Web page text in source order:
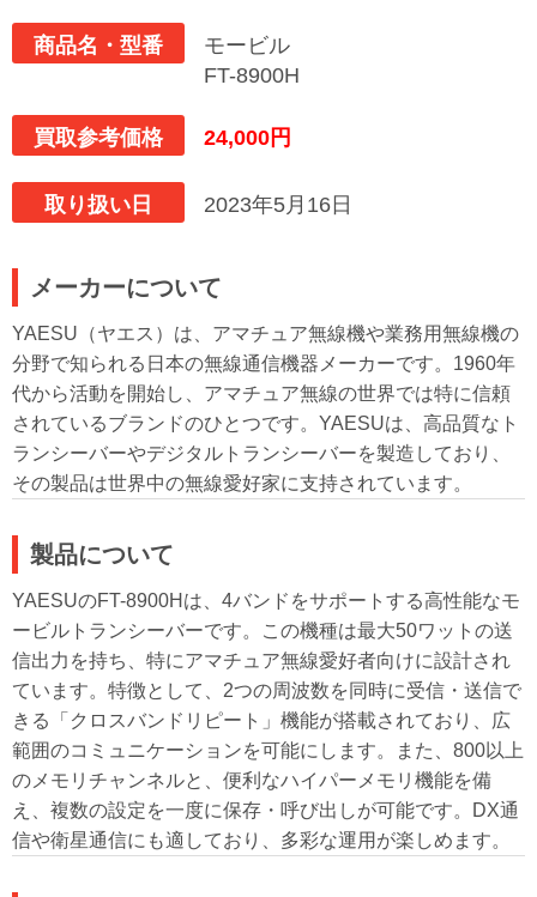
商品名・型番
モービル
FT-8900H
買取参考価格 24,000円
取り扱い日 2023年5月16日
メーカーについて
YAESU（ヤエス）は、アマチュア無線機や業務用無線機の
分野で知られる日本の無線通信機器メーカーです。1960年
代から活動を開始し、アマチュア無線の世界では特に信頼
されているブランドのひとつです。YAESUは、高品質なト
ランシーバーやデジタルトランシーバーを製造しており、
その製品は世界中の無線愛好家に支持されています。
製品について
YAESUのFT-8900Hは、4バンドをサポートする高性能なモ
ービルトランシーバーです。この機種は最大50ワットの送
信出力を持ち、特にアマチュア無線愛好者向けに設計され
ています。特徴として、2つの周波数を同時に受信・送信で
きる「クロスバンドリピート」機能が搭載されており、広
範囲のコミュニケーションを可能にします。また、800以上
のメモリチャンネルと、便利なハイパーメモリ機能を備
え、複数の設定を一度に保存・呼び出しが可能です。DX通
信や衛星通信にも適しており、多彩な運用が楽しめます。